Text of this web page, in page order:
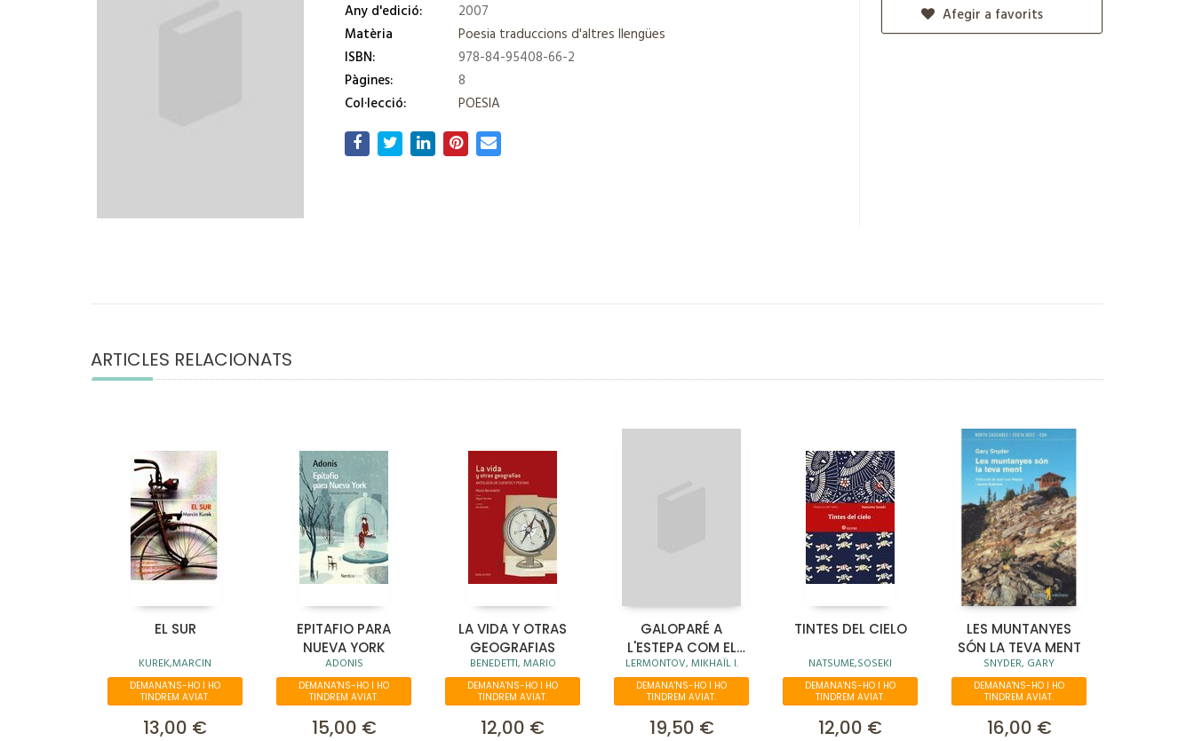
Any d'edició:
2007
Matèria
Poesia traduccions d'altres llengües
ISBN:
978-84-95408-66-2
Pàgines:
8
Col·lecció:
POESIA
Afegir a favorits
ARTICLES RELACIONATS
EL SUR
KUREK,MARCIN
DEMANA'NS-HO I HO
TINDREM AVIAT.
13,00 €
EPITAFIO PARA
NUEVA YORK
ADONIS
DEMANA'NS-HO I HO
TINDREM AVIAT.
15,00 €
LA VIDA Y OTRAS
GEOGRAFIAS
BENEDETTI, MARIO
DEMANA'NS-HO I HO
TINDREM AVIAT.
12,00 €
GALOPARÉ A
L'ESTEPA COM EL
VENT. POEMES
LERMONTOV, MIKHAÏL I.
DEMANA'NS-HO I HO
TINDREM AVIAT.
19,50 €
TINTES DEL CIELO
NATSUME,SOSEKI
DEMANA'NS-HO I HO
TINDREM AVIAT.
12,00 €
LES MUNTANYES
SÓN LA TEVA MENT
SNYDER, GARY
DEMANA'NS-HO I HO
TINDREM AVIAT.
16,00 €